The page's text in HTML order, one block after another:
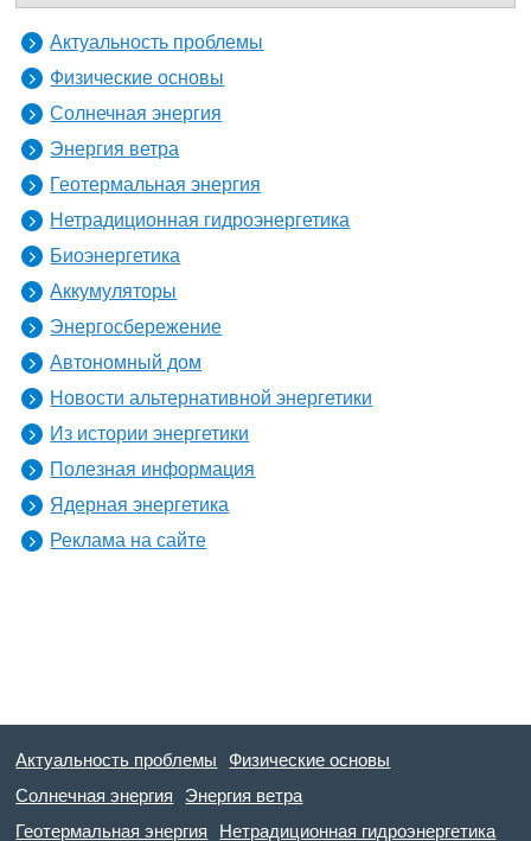
Актуальность проблемы
Физические основы
Солнечная энергия
Энергия ветра
Геотермальная энергия
Нетрадиционная гидроэнергетика
Биоэнергетика
Аккумуляторы
Энергосбережение
Автономный дом
Новости альтернативной энергетики
Из истории энергетики
Полезная информация
Ядерная энергетика
Реклама на сайте
Актуальность проблемы
Физические основы
Солнечная энергия
Энергия ветра
Геотермальная энергия
Нетрадиционная гидроэнергетика